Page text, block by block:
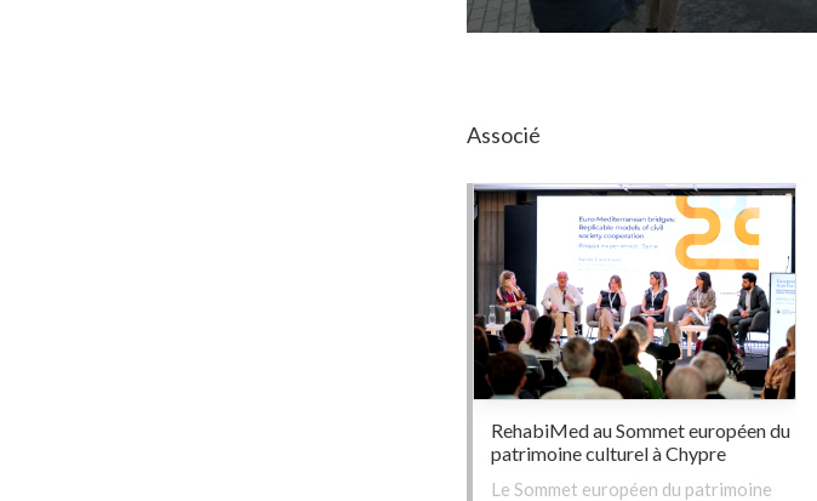
Associé
RehabiMed au Sommet européen du
patrimoine culturel à Chypre
Le Sommet européen du patrimoine